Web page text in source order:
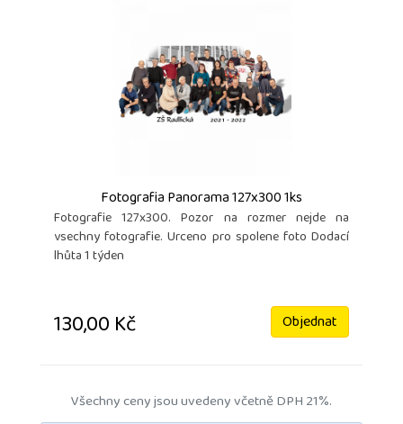
Fotografia Panorama 127x300 1ks
Fotografie 127x300. Pozor na rozmer nejde na
vsechny fotografie. Urceno pro spolene foto Dodací
lhůta 1 týden
130,00 Kč Objednat
Všechny ceny jsou uvedeny včetně DPH 21%.